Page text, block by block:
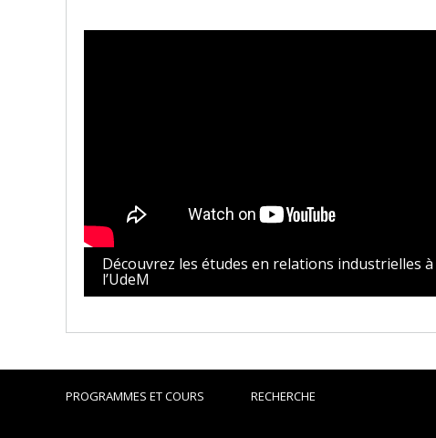
Découvrez les études en relations industrielles à
l’UdeM
PROGRAMMES ET COURS RECHERCHE